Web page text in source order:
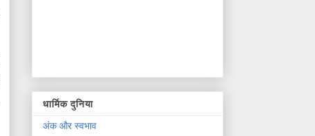
धार्मिक दुनिया
अंक और स्वभाव